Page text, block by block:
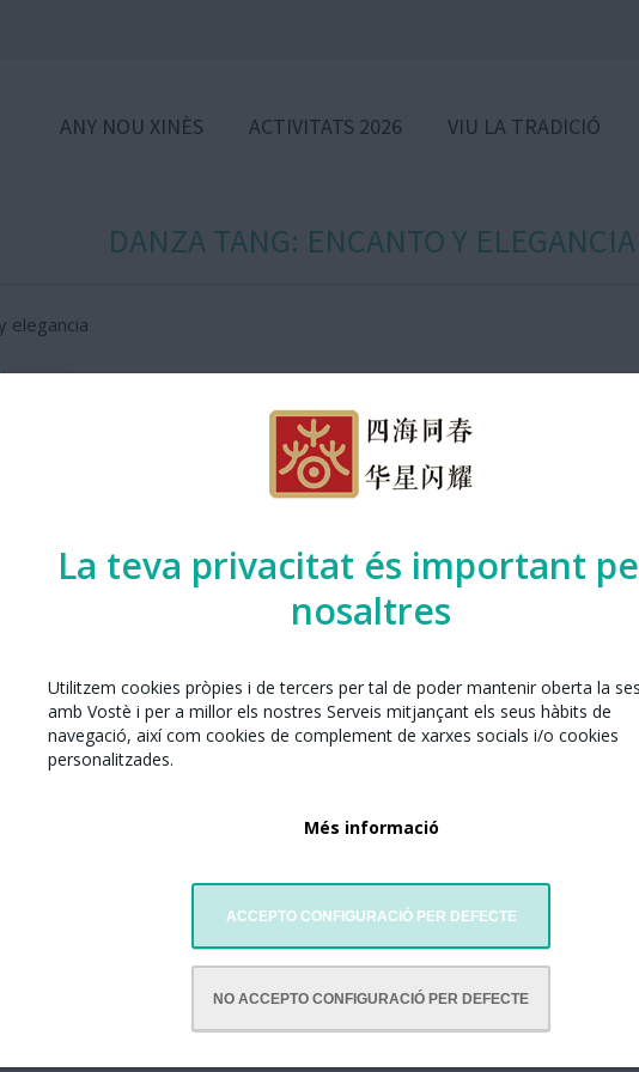
La teva privacitat és important
nosaltres
Utilitzem cookies pròpies i de tercers per tal de poder mantenir oberta la
amb Vostè i per a millor els nostres Serveis mitjançant els seus hàbits de
navegació, així com cookies de complement de xarxes socials i/o cookies
personalitzades.
Més informació
ACCEPTO CONFIGURACIÓ PER DEFECTE
NO ACCEPTO CONFIGURACIÓ PER DEFECTE
ANY NOU XINÈS ACTIVITATS 2026 VIU LA TRADICIÓ
DANZA TANG: ENCANTO Y ELEGANCIA
elegancia
Barcelona juntament amb:
Escola Xinesa de Barcelona